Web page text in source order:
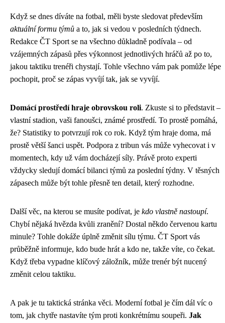
Když se dnes díváte na fotbal, měli byste sledovat především
aktuální formu týmů a to, jak si vedou v posledních týdnech.
Redakce ČT Sport se na všechno důkladně podívala – od
vzájemných zápasů přes výkonnost jednotlivých hráčů až po to,
jakou taktiku trenéři chystají. Tohle všechno vám pak pomůže lépe
pochopit, proč se zápas vyvíjí tak, jak se vyvíjí.
Domácí prostředí hraje obrovskou roli. Zkuste si to představit –
vlastní stadion, vaši fanoušci, známé prostředí. To prostě pomáhá,
že? Statistiky to potvrzují rok co rok. Když tým hraje doma, má
prostě větší šanci uspět. Podpora z tribun vás může vyhecovat i v
momentech, kdy už vám docházejí síly. Právě proto experti
vždycky sledují domácí bilanci týmů za poslední týdny. V těsných
zápasech může být tohle přesně ten detail, který rozhodne.
Další věc, na kterou se musíte podívat, je kdo vlastně nastoupí.
Chybí nějaká hvězda kvůli zranění? Dostal někdo červenou kartu
minule? Tohle dokáže úplně změnit sílu týmu. ČT Sport vás
průběžně informuje, kdo bude hrát a kdo ne, takže víte, co čekat.
Když třeba vypadne klíčový záložník, může trenér být nucený
změnit celou taktiku.
A pak je tu taktická stránka věci. Moderní fotbal je čím dál víc o
tom, jak chytře nastavíte tým proti konkrétnímu soupeři. Jak